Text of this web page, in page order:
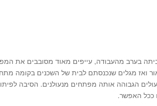
בערב מהעבודה, עייפים מאוד מסובבים את
ואז מגלים שנכנסתם לבית של השכנים בקומה
הגבוהה אותה מפתחים מנעולנים. הסיבה
ככל האפשר.